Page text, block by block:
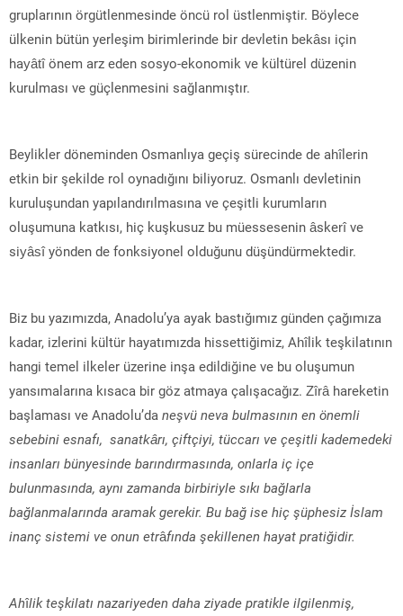
gruplarının örgütlenmesinde öncü rol üstlenmiştir. Böylece
ülkenin bütün yerleşim birimlerinde bir devletin bekâsı için
hayâtî önem arz eden sosyo-ekonomik ve kültürel düzenin
kurulması ve güçlenmesini sağlanmıştır.
Beylikler döneminden Osmanlıya geçiş sürecinde de ahîlerin
etkin bir şekilde rol oynadığını biliyoruz. Osmanlı devletinin
kuruluşundan yapılandırılmasına ve çeşitli kurumların
oluşumuna katkısı, hiç kuşkusuz bu müessesenin âskerî ve
siyâsî yönden de fonksiyonel olduğunu düşündürmektedir.
Biz bu yazımızda, Anadolu’ya ayak bastığımız günden çağımıza
kadar, izlerini kültür hayatımızda hissettiğimiz, Ahîlik teşkilatının
hangi temel ilkeler üzerine inşa edildiğine ve bu oluşumun
yansımalarına kısaca bir göz atmaya çalışacağız. Zîrâ hareketin
başlaması ve Anadolu’da neşvü neva bulmasının en önemli
sebebini esnafı, sanatkârı, çiftçiyi, tüccarı ve çeşitli kademedeki
insanları bünyesinde barındırmasında, onlarla iç içe
bulunmasında, aynı zamanda birbiriyle sıkı bağlarla
bağlanmalarında aramak gerekir. Bu bağ ise hiç şüphesiz İslam
inanç sistemi ve onun etrâfında şekillenen hayat pratiğidir.
Ahîlik teşkilatı nazariyeden daha ziyade pratikle ilgilenmiş,